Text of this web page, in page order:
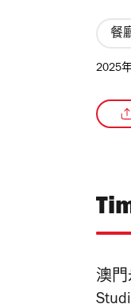
餐
2025
澳